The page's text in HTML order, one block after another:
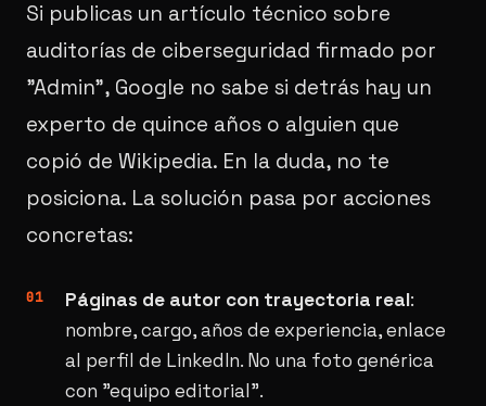
Si publicas un artículo técnico sobre
auditorías de ciberseguridad firmado por
"Admin", Google no sabe si detrás hay un
experto de quince años o alguien que
copió de Wikipedia. En la duda, no te
posiciona. La solución pasa por acciones
concretas:
Páginas de autor con trayectoria real:
nombre, cargo, años de experiencia, enlace
al perfil de LinkedIn. No una foto genérica
con "equipo editorial".